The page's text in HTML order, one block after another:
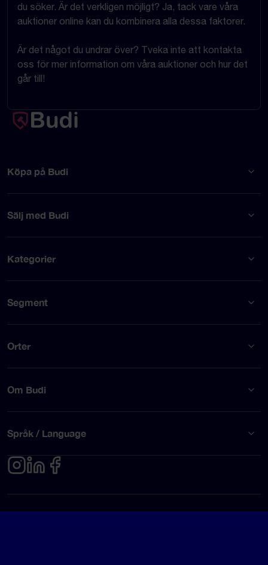
du söker. Är det verkligen möjligt? Ja, tack vare våra
auktioner online kan du kombinera alla dessa faktorer.
Är det något du undrar över? Tveka inte att kontakta
oss för mer information om våra auktioner och hur det
går till!
Köpa på Budi
Sälj med Budi
Kategorier
Segment
Orter
Om Budi
Språk / Language